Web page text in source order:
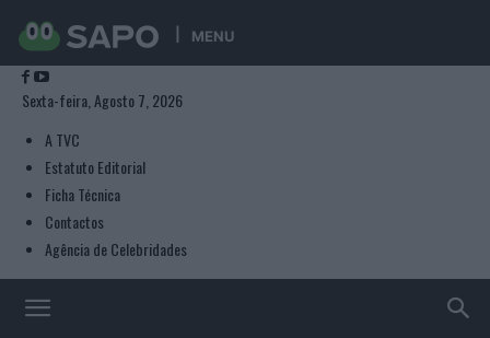
MENU
Sexta-feira, Agosto 7, 2026
A TVC
Estatuto Editorial
Ficha Técnica
Contactos
Agência de Celebridades